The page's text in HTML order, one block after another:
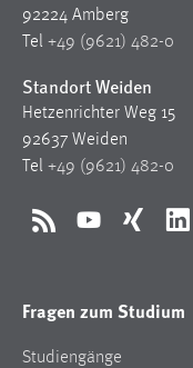
92224 Amberg
Tel +49 (9621) 482-0
Standort Weiden
Hetzenrichter Weg 15
92637 Weiden
Tel +49 (9621) 482-0
RSS YouTubeXing
Fragen zum Studium
Studiengänge
30 Tage
Name:
MibewSessionID,
chat-frame-style-
Zweck:
Wird benötigt um